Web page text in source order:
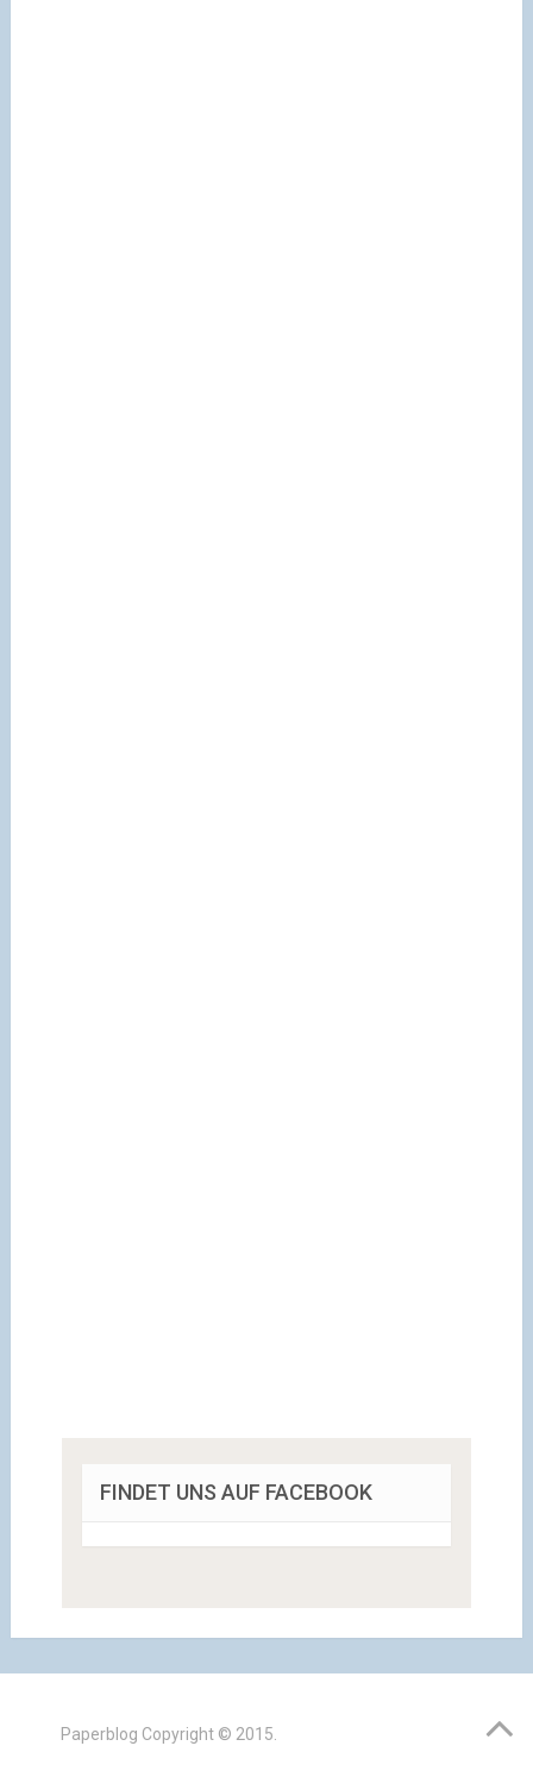
FINDET UNS AUF FACEBOOK
Paperblog Copyright © 2015.